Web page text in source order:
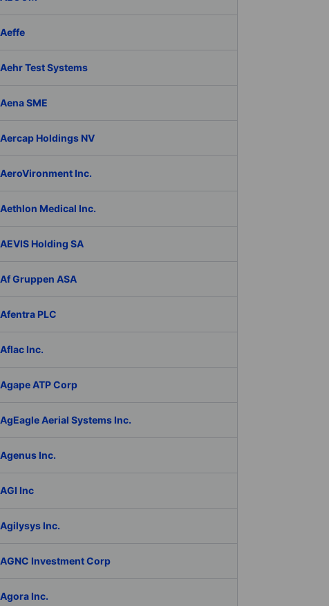
Aeffe
Aehr Test Systems
Aena SME
Aercap Holdings NV
AeroVironment Inc.
Aethlon Medical Inc.
AEVIS Holding SA
Af Gruppen ASA
Afentra PLC
Aflac Inc.
Agape ATP Corp
AgEagle Aerial Systems Inc.
Agenus Inc.
AGI Inc
Agilysys Inc.
AGNC Investment Corp
Agora Inc.